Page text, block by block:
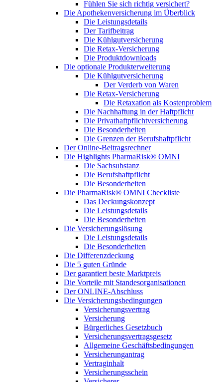
Fühlen Sie sich richtig versichert?
Die Apothekenversicherung im Überblick
Die Leistungsdetails
Der Tarifbeitrag
Die Kühlgutversicherung
Die Retax-Versicherung
Die Produktdownloads
Die optionale Produkterweiterung
Die Kühlgutversicherung
Der Verderb von Waren
Die Retax-Versicherung
Die Retaxation als Kostenproblem
Die Nachhaftung in der Haftpflicht
Die Privathaftpflichtversicherung
Die Besonderheiten
Die Grenzen der Berufshaftpflicht
Der Online-Beitragsrechner
Die Highlights PharmaRisk® OMNI
Die Sachsubstanz
Die Berufshaftpflicht
Die Besonderheiten
Die PharmaRisk® OMNI Checkliste
Das Deckungskonzept
Die Leistungsdetails
Die Besonderheiten
Die Versicherungslösung
Die Leistungsdetails
Die Besonderheiten
Die Differenzdeckung
Die 5 guten Gründe
Der garantiert beste Marktpreis
Die Vorteile mit Standesorganisationen
Der ONLINE-Abschluss
Die Versicherungsbedingungen
Versicherungsvertrag
Versicherung
Bürgerliches Gesetzbuch
Versicherungsvertragsgesetz
Allgemeine Geschäftsbedingungen
Versicherungantrag
Vertraginhalt
Versicherungsschein